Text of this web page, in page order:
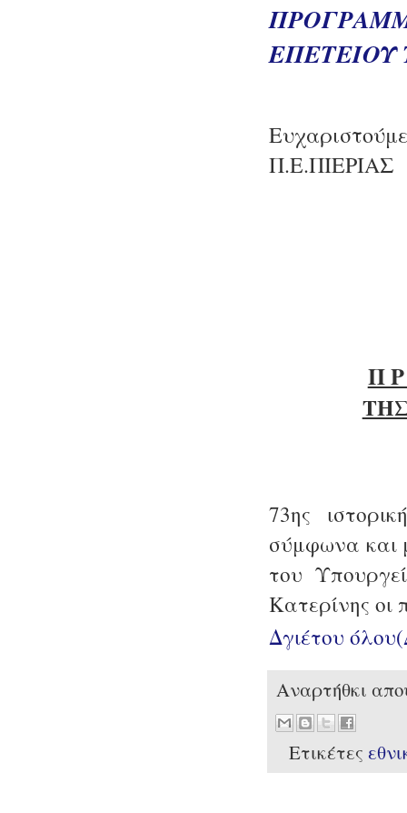
ΕΠΕΤΕΙΟΥ
Π.Ε.ΠΙΕΡΙΑΣ
Π
73ης
σύμφωνα και
του
Κατερίνης
Δγιέτου
Αναρτήθκι
Ετικέτες